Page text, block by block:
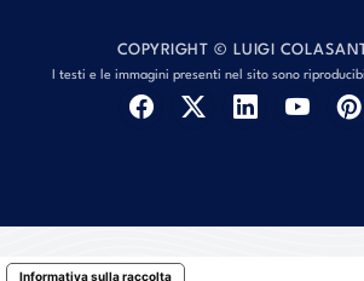
COPYRIGHT © LUIGI
I testi e le immagini presenti nel sito sono
Informativa sulla raccolta